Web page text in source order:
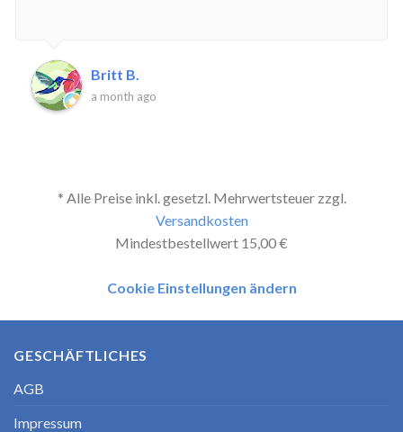
Britt B.
a month ago
* Alle Preise inkl. gesetzl. Mehrwertsteuer zzgl.
Versandkosten
Mindestbestellwert 15,00 €
Cookie Einstellungen ändern
GESCHÄFTLICHES
AGB
Impressum